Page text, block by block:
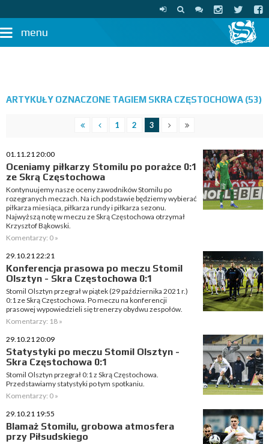
menu
ARTYKUŁY OZNACZONE TAGIEM SKRA CZĘSTOCHOWA (53)
1 2 3
01.11.21 20:00
Oceniamy piłkarzy Stomilu po porażce 0:1
ze Skrą Częstochowa
Kontynuujemy nasze oceny zawodników Stomilu po
rozegranych meczach. Na ich podstawie będziemy wybierać
piłkarza miesiąca, piłkarza rundy i piłkarza sezonu.
Najwyższą notę w meczu ze Skrą Częstochowa otrzymał
Krzysztof Bąkowski.
Komentarzy: 0 »
29.10.21 22:21
Konferencja prasowa po meczu Stomil
Olsztyn - Skra Częstochowa 0:1
Stomil Olsztyn przegrał w piątek (29 października 2021 r.)
0:1 ze Skrą Częstochowa. Po meczu na konferencji
prasowej wypowiedzieli się trenerzy obydwu zespołów.
Komentarzy: 18 »
29.10.21 20:09
Statystyki po meczu Stomil Olsztyn -
Skra Częstochowa 0:1
Stomil Olsztyn przegrał 0:1 z Skrą Częstochowa.
Przedstawiamy statystyki po tym spotkaniu.
Komentarzy: 0 »
29.10.21 19:55
Blamaż Stomilu, grobowa atmosfera
przy Piłsudskiego